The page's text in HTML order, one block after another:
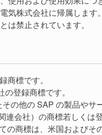
気株式会社に帰属しま
は禁止されています。
標です。
登録商標です。
の他の SAP の製品や
会社）の商標若しくは登
の商標は、米国および